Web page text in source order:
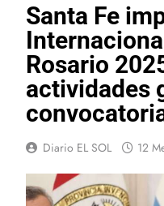
Santa Fe
Rosario
actividades
Diario EL SOL 12